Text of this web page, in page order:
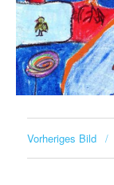
Vorheriges Bild